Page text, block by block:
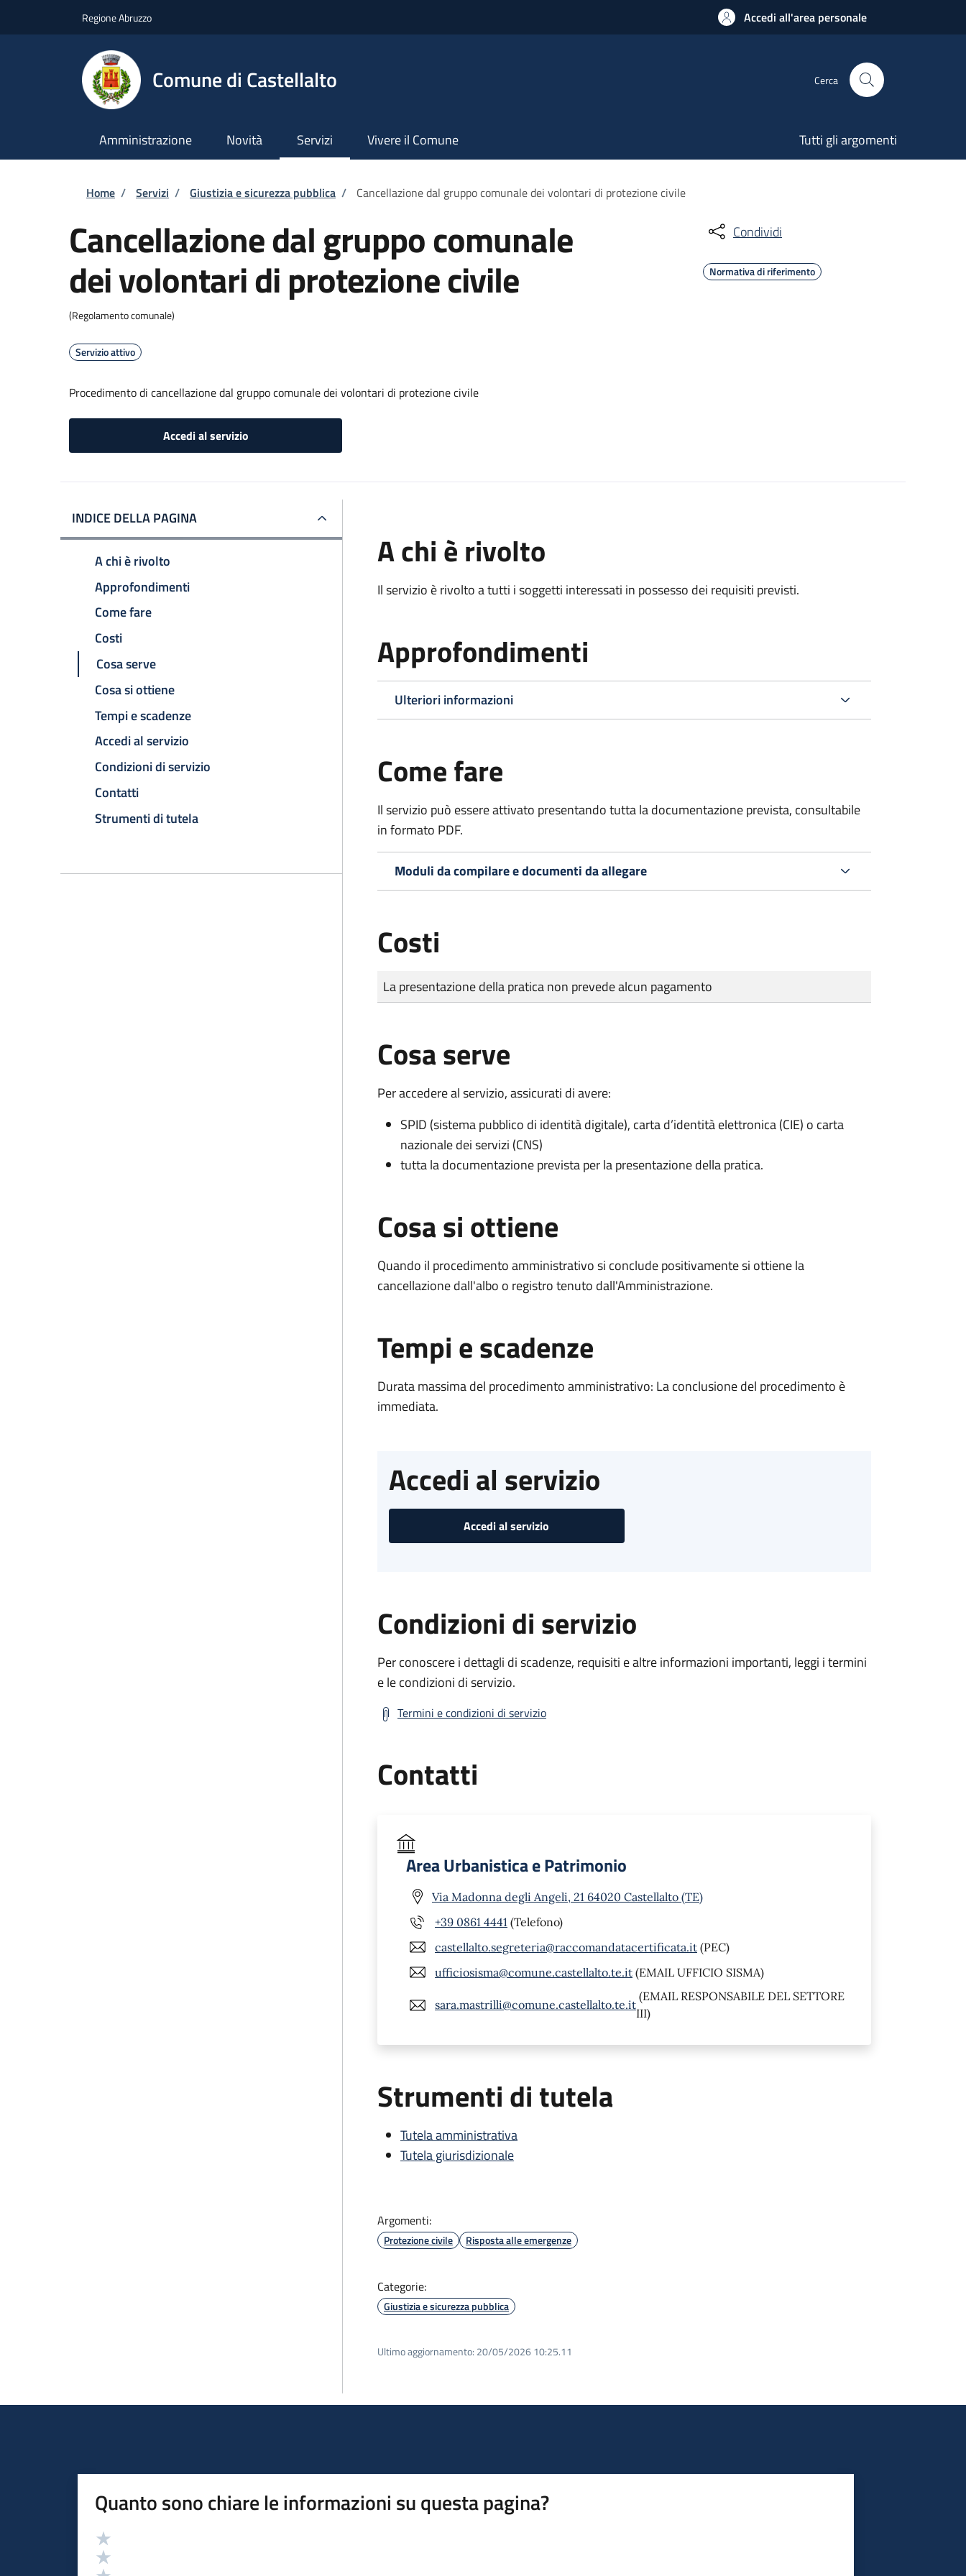
Regione Abruzzo Accedi all'area personale
Comune di Castellalto Cerca
Amministrazione Novità Servizi Vivere il Comune Tutti gli argomenti
Briciole di pane
Home / Servizi / Giustizia e sicurezza pubblica / Cancellazione dal gruppo comunale dei volontari di protezione civile
Cancellazione dal gruppo comunale
dei volontari di protezione civile
(Regolamento comunale)
Servizio attivo
Procedimento di cancellazione dal gruppo comunale dei volontari di protezione civile
Accedi al servizio
Condividi
Normativa di riferimento
INDICE DELLA PAGINA
A chi è rivolto
Approfondimenti
Come fare
Costi
Cosa serve
Cosa si ottiene
Tempi e scadenze
Accedi al servizio
Condizioni di servizio
Contatti
Strumenti di tutela
A chi è rivolto
Il servizio è rivolto a tutti i soggetti interessati in possesso dei requisiti previsti.
Approfondimenti
Ulteriori informazioni
Come fare
Il servizio può essere attivato presentando tutta la documentazione prevista, consultabile
in formato PDF.
Moduli da compilare e documenti da allegare
Costi
Tipo di pagamento
Importo
La presentazione della pratica non prevede alcun pagamento
Cosa serve
Per accedere al servizio, assicurati di avere:
SPID (sistema pubblico di identità digitale), carta d’identità elettronica (CIE) o carta
nazionale dei servizi (CNS)
tutta la documentazione prevista per la presentazione della pratica.
Cosa si ottiene
Quando il procedimento amministrativo si conclude positivamente si ottiene la
cancellazione dall'albo o registro tenuto dall'Amministrazione.
Tempi e scadenze
Durata massima del procedimento amministrativo: La conclusione del procedimento è
immediata.
Accedi al servizio
Accedi al servizio
Condizioni di servizio
Per conoscere i dettagli di scadenze, requisiti e altre informazioni importanti, leggi i termini
e le condizioni di servizio.
Termini e condizioni di servizio
Contatti
Area Urbanistica e Patrimonio
Via Madonna degli Angeli, 21 64020 Castellalto (TE)
+39 0861 4441 (Telefono)
castellalto.segreteria@raccomandatacertificata.it (PEC)
ufficiosisma@comune.castellalto.te.it (EMAIL UFFICIO SISMA)
sara.mastrilli@comune.castellalto.te.it
(EMAIL RESPONSABILE DEL SETTORE
III)
Strumenti di tutela
Tutela amministrativa
Tutela giurisdizionale
Argomenti:
Protezione civile Risposta alle emergenze
Categorie:
Giustizia e sicurezza pubblica
Ultimo aggiornamento: 20/05/2026 10:25.11
Quanto sono chiare le informazioni su questa pagina?
Valutazione